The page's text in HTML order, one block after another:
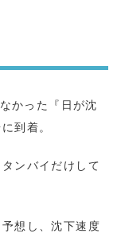
かった『日が沈
到着。
ンバイだけして
想し、沈下速度